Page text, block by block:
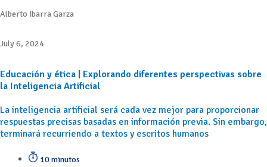
Alberto Ibarra Garza
July 6, 2024
Educación y ética | Explorando diferentes perspectivas sobre
la Inteligencia Artificial
La inteligencia artificial será cada vez mejor para proporcionar
respuestas precisas basadas en información previa. Sin embargo,
terminará recurriendo a textos y escritos humanos
10 minutos